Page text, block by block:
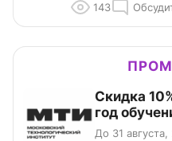
143
Скидка
год
До 31